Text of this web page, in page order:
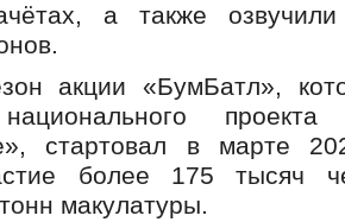
а также
акции «БумБатл»,
проекта
стартовал в марте
более 175 тысяч
макулатуры.